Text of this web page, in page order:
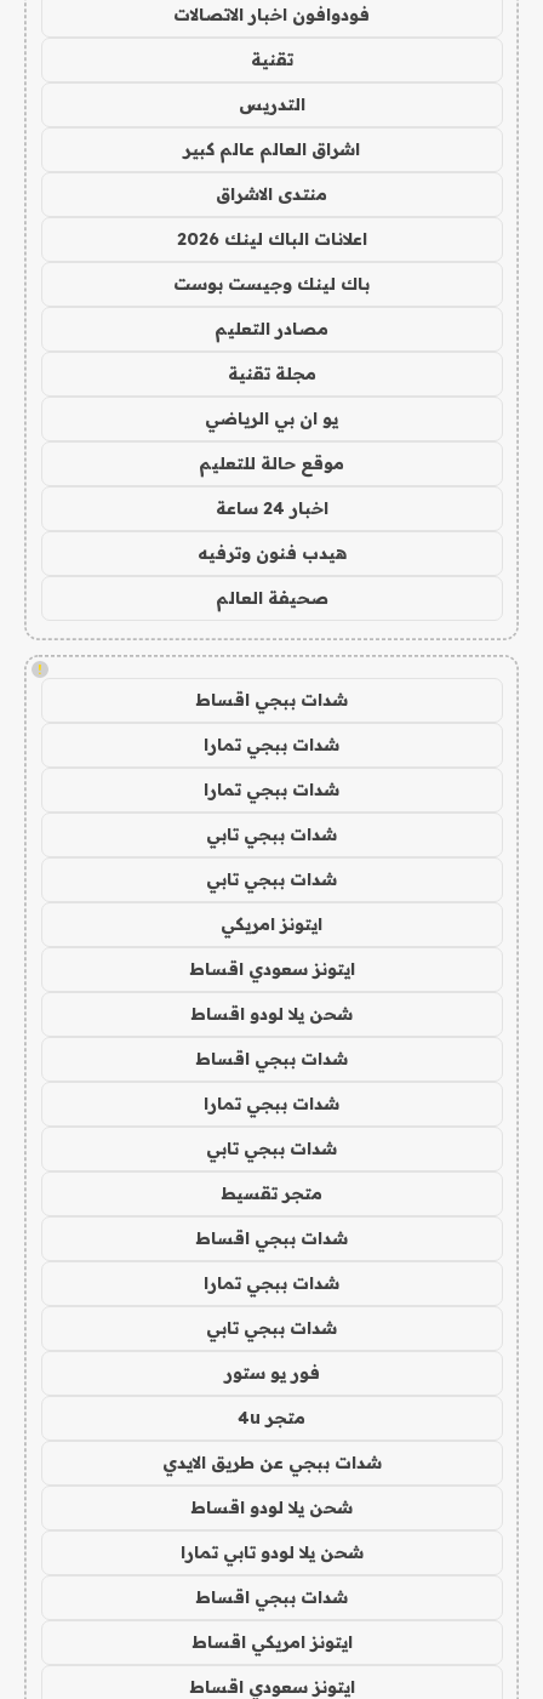
فودوافون اخبار الاتصالات
تقنية
التدريس
اشراق العالم عالم كبير
منتدى الاشراق
اعلانات الباك لينك 2026
باك لينك وجيست بوست
مصادر التعليم
مجلة تقنية
يو ان بي الرياضي
موقع حالة للتعليم
اخبار 24 ساعة
هيدب فنون وترفيه
صحيفة العالم
!
شدات ببجي اقساط
شدات ببجي تمارا
شدات ببجي تمارا
شدات ببجي تابي
شدات ببجي تابي
ايتونز امريكي
ايتونز سعودي اقساط
شحن يلا لودو اقساط
شدات ببجي اقساط
شدات ببجي تمارا
شدات ببجي تابي
متجر تقسيط
شدات ببجي اقساط
شدات ببجي تمارا
شدات ببجي تابي
فور يو ستور
متجر 4u
شدات ببجي عن طريق الايدي
شحن يلا لودو اقساط
شحن يلا لودو تابي تمارا
شدات ببجي اقساط
ايتونز امريكي اقساط
ايتونز سعودي اقساط